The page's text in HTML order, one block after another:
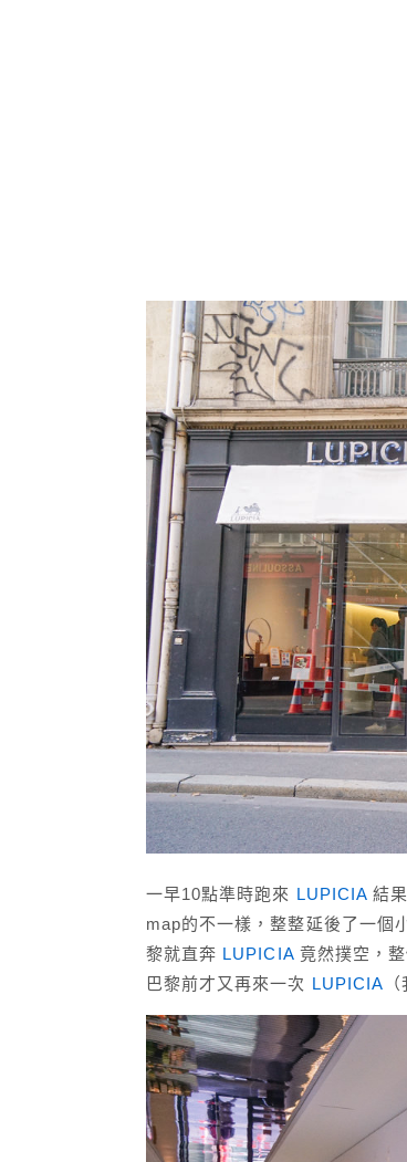
一早10點準時跑來 LUPICIA結果
map的不一樣，整整延後了一個
黎就直奔 LUPICIA竟然撲空，整
巴黎前才又再來一次 LUPICIA